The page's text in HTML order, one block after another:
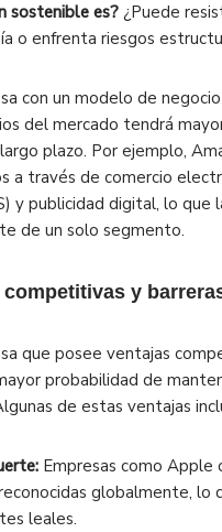
sostenible es? ¿Puede
o enfrenta riesgos
con un modelo de
del mercado tendrá
plazo. Por ejemplo,
a través de comercio
y publicidad digital, lo que
de un solo segmento.
competitivas y
que posee ventajas
probabilidad de
de estas ventajas
Empresas como Apple
globalmente, lo
leales.